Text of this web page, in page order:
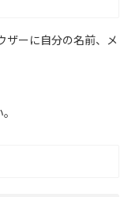
ザーに自分の名前、メ